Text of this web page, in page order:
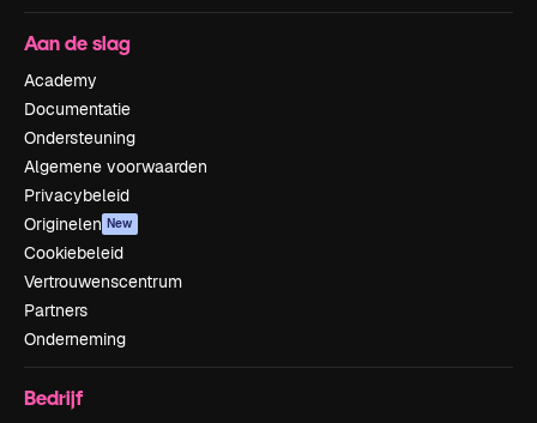
Aan de slag
Academy
Documentatie
Ondersteuning
Algemene voorwaarden
Privacybeleid
Originelen New
Cookiebeleid
Vertrouwenscentrum
Partners
Onderneming
Bedrijf